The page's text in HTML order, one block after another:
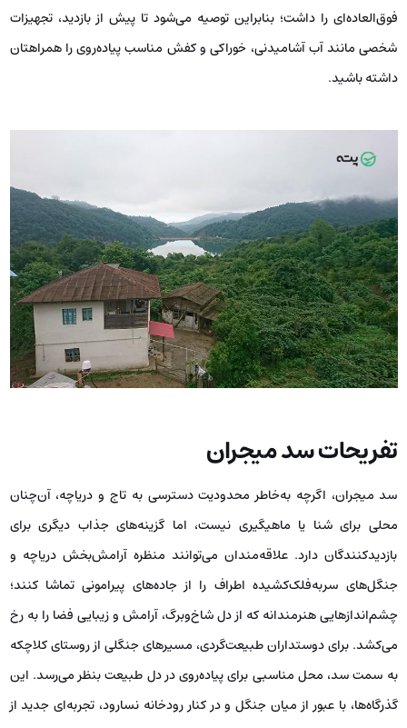
فوق‌العاده‌ای را داشت؛ بنابراین توصیه می‌شود تا پیش از بازدید، تجهیزات
شخصی مانند آب آشامیدنی، خوراکی و کفش مناسب پیاده‌روی را همراهتان
داشته باشید.
تفریحات سد میجران
سد میجران، اگرچه به‌خاطر محدودیت دسترسی به تاج و دریاچه، آن‌چنان
محلی برای شنا یا ماهیگیری نیست، اما گزینه‌های جذاب دیگری برای
بازدیدکنندگان دارد. علاقه‌مندان می‌توانند منظره آرامش‌بخش دریاچه و
جنگل‌های سربه‌فلک‌کشیده اطراف را از جاده‌های پیرامونی تماشا کنند؛
چشم‌اندازهایی هنرمندانه که از دل شاخ‌وبرگ، آرامش و زیبایی فضا را به رخ
می‌کشد. برای دوستداران طبیعت‌گردی، مسیرهای جنگلی از روستای کلاچکه
به سمت سد، محل مناسبی برای پیاده‌روی در دل طبیعت بنظر می‌رسد. این
گذرگاه‌ها، با عبور از میان جنگل و در کنار رودخانه نسارود، تجربه‌ای جدید از